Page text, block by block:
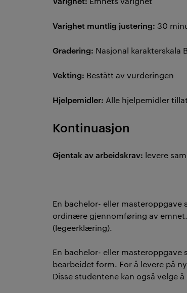
Varighet muntlig justering: 30
Gradering: Nasjonal karakterskala
Vekting: Bestått av vurderingen
Hjelpemidler: Alle hjelpemidler
Kontinuasjon
Gjentak av arbeidskrav: levere
En bachelor- eller masteroppgave
ordinære gjennomføring av
(legeerklæring).
En bachelor- eller masteroppgave
bearbeidet form. For å levere på
Disse studentene kan også velge